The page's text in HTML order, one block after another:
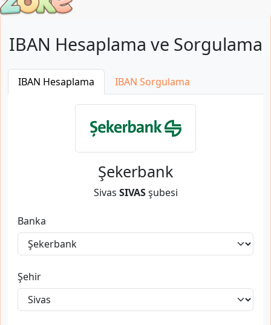
IBAN Hesaplama ve Sorgulama
IBAN Hesaplama IBAN Sorgulama
Şekerbank
Sivas SIVASşubesi
Banka
Şehir